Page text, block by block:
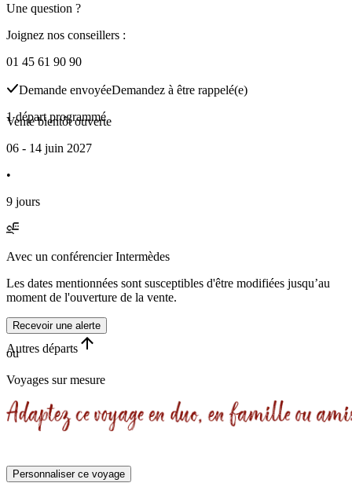
Une question ?
Joignez nos conseillers :
01 45 61 90 90
Demande envoyéeDemandez à être rappelé(e)
1 départ programmé
Vente bientôt ouverte
06 - 14 juin 2027
•
9 jours
Avec un conférencier Intermèdes
Les dates mentionnées sont susceptibles d'être modifiées jusqu’au
moment de l'ouverture de la vente.
Recevoir une alerte
Autres départs
ou
Voyages sur mesure
Personnaliser ce voyage